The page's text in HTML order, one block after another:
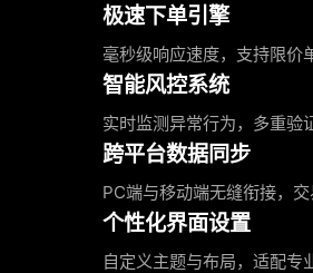
极速下单引擎
毫秒级响应速度，支持限价
智能风控系统
实时监测异常行为，多重验
跨平台数据同步
PC端与移动端无缝衔接，
个性化界面设置
自定义主题与布局，适配专